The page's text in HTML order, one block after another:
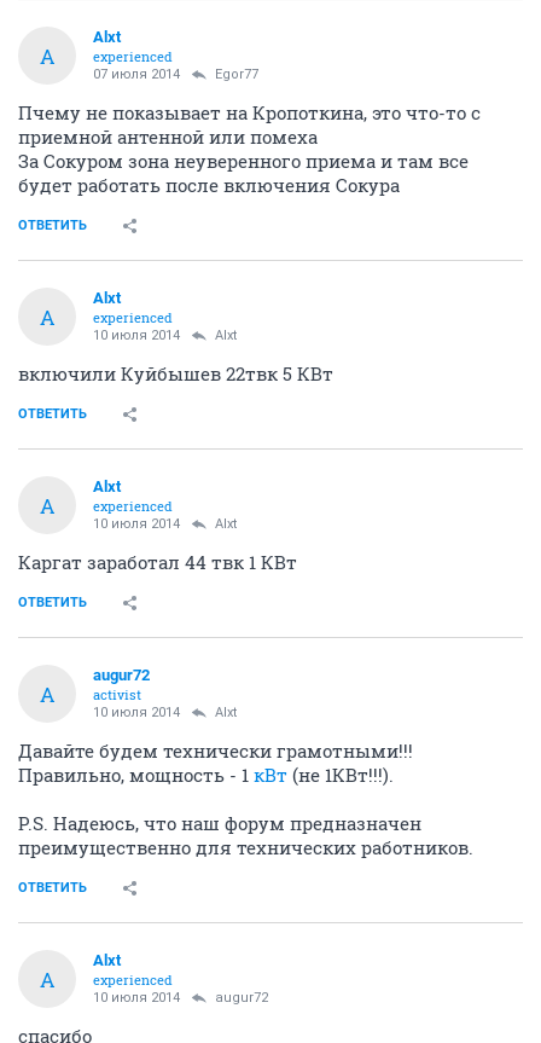
В городе в районе Кропоткина (24 стабильно, 29
сегодня утром не показывал). За городом, 10 км
дальше Сокура, также утром и вечером 29 не
показывал, днем уровень намного ниже , чем у 24 (10-
20 и 50-80% соответственно)
ОТВЕТИТЬ
A
Пчему не показывает на Кропоткина, это что-то с
приемной антенной или помеха
За Сокуром зона неуверенного приема и там все
Alxt
experienced
Alxt
experienced
Каргат заработал 44 твк 1 КВт
ОТВЕТИТЬ
augur72
10 июля 2014 Alxt
Давайте будем технически грамотными!!!
Правильно, мощность - 1
P.S. Надеюсь, что наш форум предназначен